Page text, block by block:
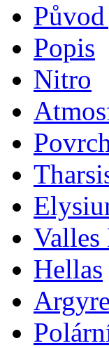
Popis
Nitro
Hellas
Argyre